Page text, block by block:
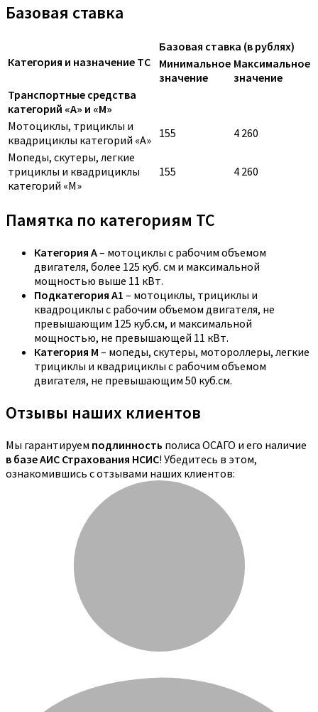
Базовая ставка
Категория и назначение ТС
Базовая ставка (в рублях)
Минимальное
значение
Максимальное
значение
Транспортные средства
категорий «A» и «M»
Мотоциклы, трициклы и
квадрициклы категорий «A» 155
4 260
Мопеды, скутеры, легкие
трициклы и квадрициклы
категорий «M»
155 4 260
Памятка по категориям ТС
Категория A– мотоциклы с рабочим объемом
двигателя, более 125 куб. см и максимальной
мощностью выше 11 кВт.
Подкатегория A1 – мотоциклы, трициклы и
квадроциклы с рабочим объемом двигателя, не
превышающим 125 куб.см, и максимальной
мощностью, не превышающей 11 кВт.
Категория M – мопеды, скутеры, мотороллеры, легкие
трициклы и квадрициклы с рабочим объемом
двигателя, не превышающим 50 куб.см.
Отзывы наших клиентов
Мы гарантируем подлинность полиса ОСАГО и его наличие
в базе АИС Страхования НСИС! Убедитесь в этом,
ознакомившись с отзывами наших клиентов: